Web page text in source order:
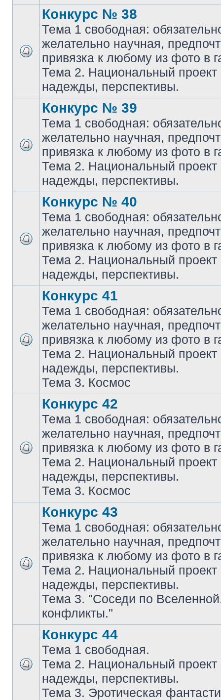
Конкурс № 38
Тема 1 свободная:
желательно научная,
привязка к любому из фото в
Тема 2. Национальный
надежды, перспективы.
Конкурс № 39
Тема 1 свободная:
желательно научная,
привязка к любому из фото в
Тема 2. Национальный
надежды, перспективы.
Конкурс № 40
Тема 1 свободная:
желательно научная,
привязка к любому из фото в
Тема 2. Национальный
надежды, перспективы.
Конкурс 41
Тема 1 свободная:
желательно научная,
привязка к любому из фото в
Тема 2. Национальный
надежды, перспективы.
Тема 3. Космос
Конкурс 42
Тема 1 свободная:
желательно научная,
привязка к любому из фото в
Тема 2. Национальный
надежды, перспективы.
Тема 3. Космос
Конкурс 43
Тема 1 свободная:
желательно научная,
привязка к любому из фото в
Тема 2. Национальный
надежды, перспективы.
Тема 3. "Соседи по
конфликты."
Конкурс 44
Тема 1 свободная.
Тема 2. Национальный
надежды, перспективы.
Тема 3. Эротическая